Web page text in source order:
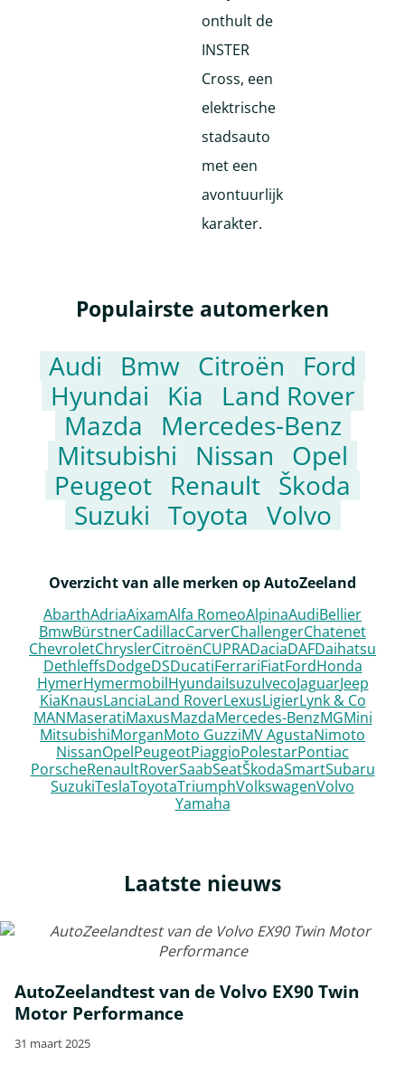
Populairste automerken
Audi Bmw Citroën
Ford
Hyundai
Kia
Land Rover
Mazda
Mercedes-Benz
Mitsubishi
Nissan
Opel
Peugeot Renault Škoda
Suzuki Toyota Volvo
Overzicht van alle merken op AutoZeeland
AbarthAdriaAixamAlfa RomeoAlpinaAudiBellier
BmwBürstnerCadillacCarverChallengerChatenet
ChevroletChryslerCitroënCUPRADaciaDAFDaihatsu
DethleffsDodgeDSDucatiFerrariFiatFordHonda
HymerHymermobilHyundaiIsuzuIvecoJaguarJeep
KiaKnausLanciaLand RoverLexusLigierLynk & Co
MANMaseratiMaxusMazdaMercedes-BenzMGMini
MitsubishiMorganMoto GuzziMV AgustaNimoto
NissanOpelPeugeotPiaggioPolestarPontiac
PorscheRenaultRoverSaabSeatŠkodaSmartSubaru
SuzukiTeslaToyotaTriumphVolkswagenVolvo
Yamaha
Laatste nieuws
AutoZeelandtest van de Volvo EX90 Twin
Motor Performance
31 maart 2025